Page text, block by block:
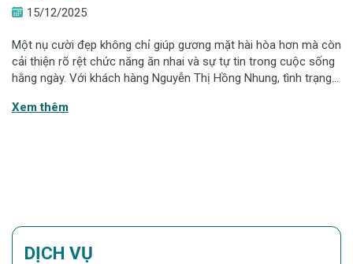
15/12/2025
Một nụ cười đẹp không chỉ giúp gương mặt hài hòa hơn mà còn
cải thiện rõ rệt chức năng ăn nhai và sự tự tin trong cuộc sống
hằng ngày. Với khách hàng Nguyễn Thị Hồng Nhung, tình trạng
đã được cải thi
Xem thêm
DỊCH VỤ